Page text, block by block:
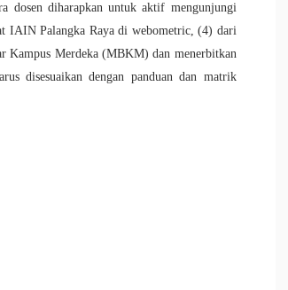
dosen diharapkan untuk aktif mengunjungi
IAIN Palangka Raya di webometric, (4) dari
Kampus Merdeka (MBKM) dan menerbitkan
disesuaikan dengan panduan dan matrik